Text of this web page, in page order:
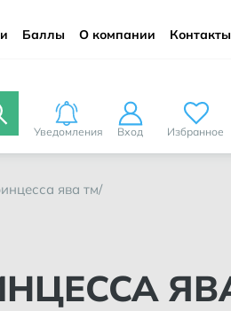
Баллы О компании Контакты
Уведомления Вход Избранное
ява тм/